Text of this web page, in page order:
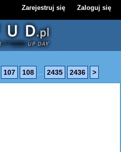
Zarejestruj się Zaloguj się
107 108 ... 2435 2436 >